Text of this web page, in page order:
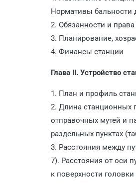
Нормативы бальности
2. Обязанности и
3. Планирование,
4. Финансы станции
Глава II. Устройство
1. План и профиль
2. Длина станционных
отправочных мутей и
раздельных пунктах
3. Расстояния между
7). Расстояния от оси
к поверхности